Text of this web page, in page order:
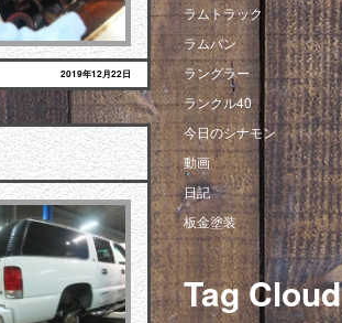
2019年12月22日
ラムトラック
ラムバン
ラングラー
ランクル40
今日のシナモン
動画
日記
板金塗装
Tag Cloud